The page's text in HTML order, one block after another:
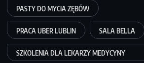
PASTY DO MYCIA ZĘBÓW
PRACA UBER LUBLIN SALA BELLA
SZKOLENIA DLA LEKARZY MEDYCYNY